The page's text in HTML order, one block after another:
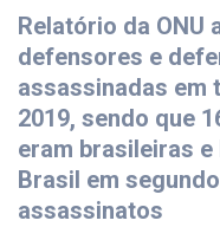
Relatório da ONU
defensores e
assassinadas em
2019, sendo que
eram brasileiras
Brasil em
assassinatos